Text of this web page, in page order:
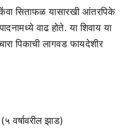
सिताफळ यासारखी आंतरपिके
वाढ होते. या शिवाय या
पिकाची लागवड फायदेशीर
वर्षावरील झाड)